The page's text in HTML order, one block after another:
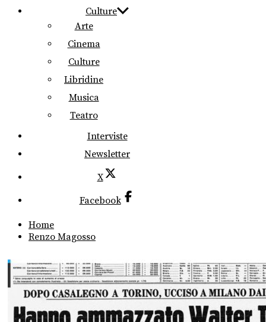
Culture
Arte
Cinema
Culture
Libridine
Musica
Teatro
Interviste
Newsletter
X
Facebook
Home
Renzo Magosso